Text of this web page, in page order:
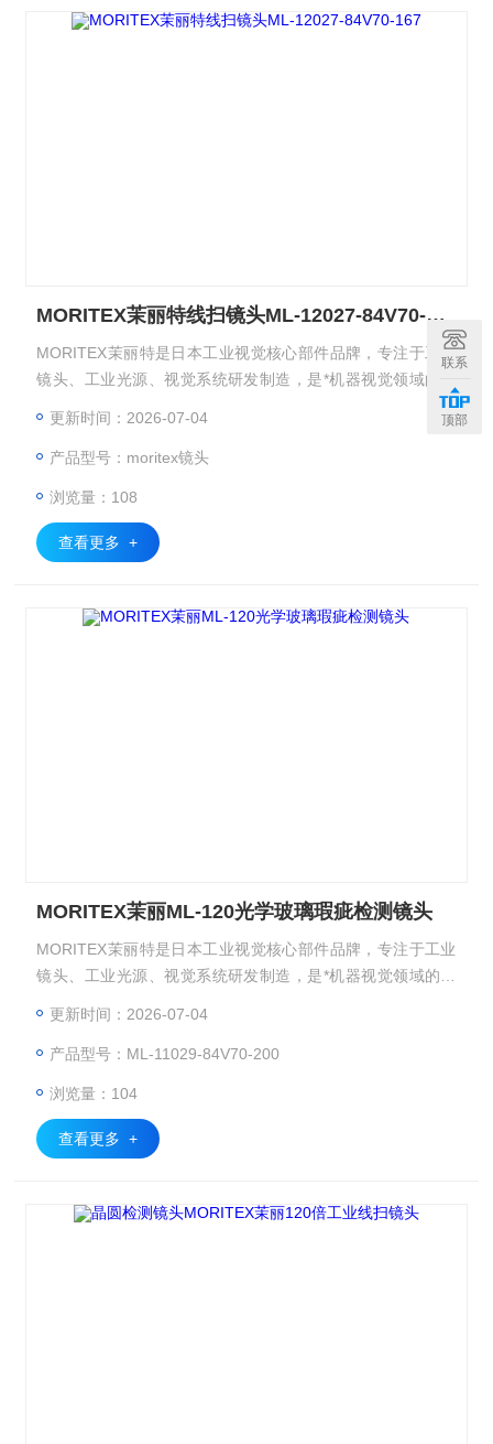
MORITEX茉丽特线扫镜头ML-12027-84V70-167
MORITEX茉丽特是日本工业视觉核心部件品牌，专注于工业
镜头、工业光源、视觉系统研发制造，是*机器视觉领域的光
学品牌，广泛应用于 3C 电子、半导体、汽车制造、医疗检
测、包装印刷等高精度检测场景。工业镜头、显微镜头、远心
镜头、双远心镜头/准直光源、FA镜头、线扫镜头。MORITEX
更新时间：2026-07-04
产品型号：moritex镜头
浏览量：108
查看更多 +
MORITEX茉丽ML-120光学玻璃瑕疵检测镜头
MORITEX茉丽特是日本工业视觉核心部件品牌，专注于工业
镜头、工业光源、视觉系统研发制造，是*机器视觉领域的光
镜头、双远心镜头/准直光源、FA镜头、线扫镜头。MORITEX
更新时间：2026-07-04
产品型号：ML-11029-84V70-200
浏览量：104
查看更多 +
联系
顶部